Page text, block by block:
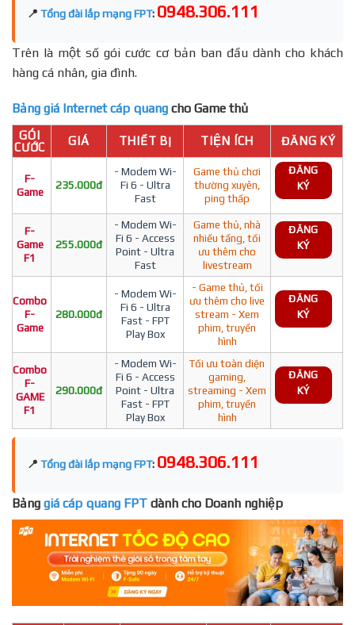
📍 Tổng đài lắp mạng FPT: 0948.306.111
Trên là một số gói cước cơ bản ban đầu dành cho khách
hàng cá nhân, gia đình.
Bảng giá Internet cáp quang cho Game thủ
GÓI
CƯỚC
GIÁ THIẾT BỊ TIỆN ÍCH ĐĂNG KÝ
F-
Game
235.000đ
- Modem Wi-
Fi 6 - Ultra
Fast
Game thủ chơi
thường xuyên,
ping thấp
ĐĂNG
KÝ
F-
Game
F1
255.000đ
- Modem Wi-
Fi 6 - Access
Point - Ultra
Fast
Game thủ, nhà
nhiều tầng, tối
ưu thêm cho
livestream
ĐĂNG
KÝ
Combo
F-
Game
280.000đ
- Modem Wi-
Fi 6 - Ultra
Fast - FPT
Play Box
- Game thủ, tối
ưu thêm cho live
stream - Xem
phim, truyền
hình
ĐĂNG
KÝ
Combo
F-
GAME
F1
290.000đ
- Modem Wi-
Fi 6 - Access
Point - Ultra
Fast - FPT
Play Box
Tối ưu toàn diện
gaming,
streaming - Xem
phim, truyền
hình
ĐĂNG
KÝ
📍 Tổng đài lắp mạng FPT: 0948.306.111
Bảng giá cáp quang FPT dành cho Doanh nghiệp